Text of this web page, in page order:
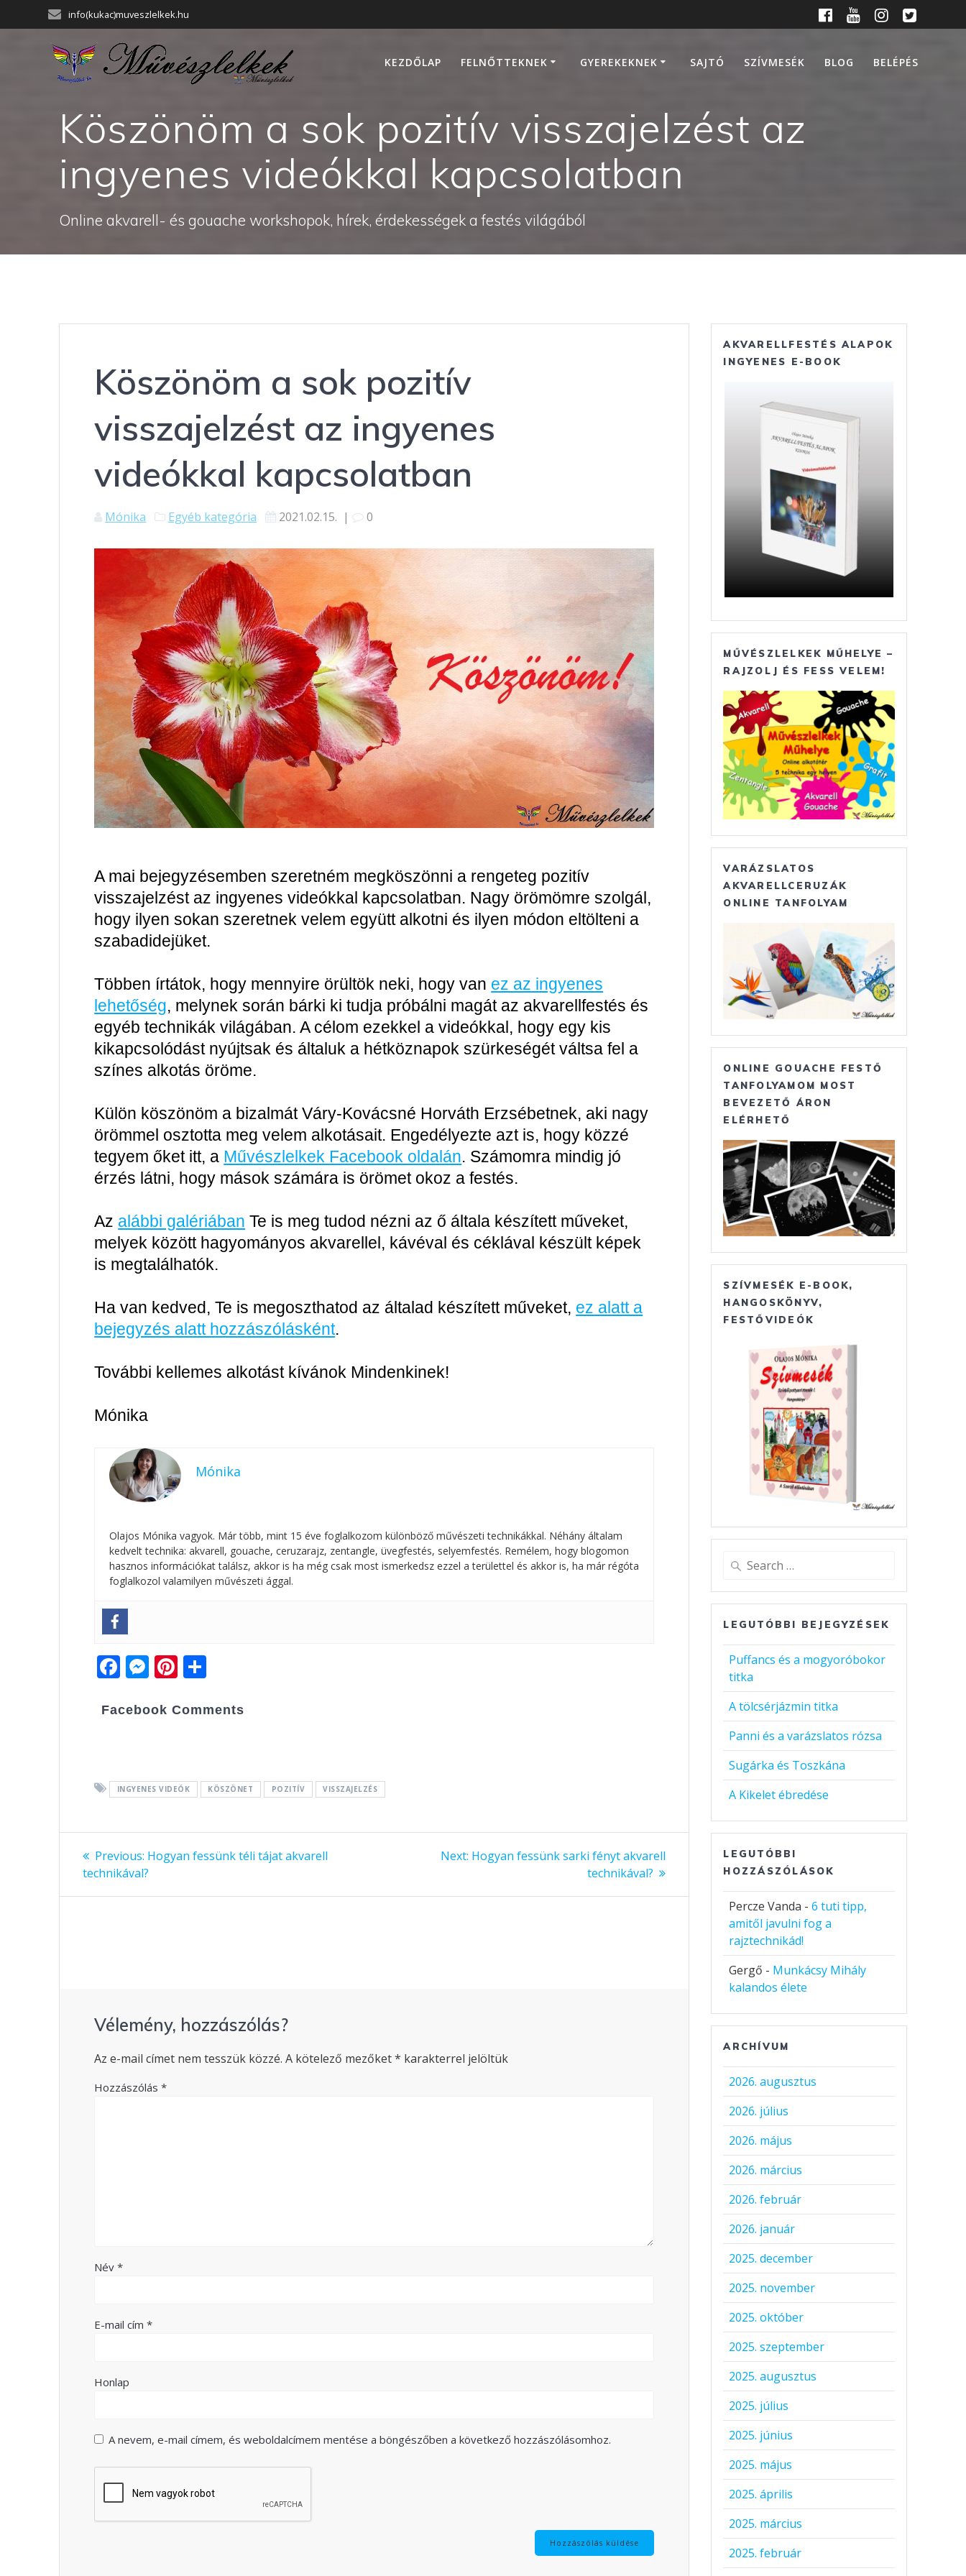
to
info(kukac)muveszlelkek.hu
KEZDŐLAP FELNŐTTEKNEK GYEREKEKNEK SAJTÓ SZÍVMESÉK BLOG BELÉPÉS
Köszönöm a sok pozitív visszajelzést az
ingyenes videókkal kapcsolatban
Online akvarell- és gouache workshopok, hírek, érdekességek a festés világából
Köszönöm a sok pozitív
visszajelzést az ingyenes
videókkal kapcsolatban
Mónika Egyéb kategória 2021.02.15. | 0
A mai bejegyzésemben szeretném megköszönni a rengeteg pozitív
visszajelzést az ingyenes videókkal kapcsolatban. Nagy örömömre szolgál,
hogy ilyen sokan szeretnek velem együtt alkotni és ilyen módon eltölteni a
szabadidejüket.
Többen írtátok, hogy mennyire örültök neki, hogy van ez az ingyenes
lehetőség, melynek során bárki ki tudja próbálni magát az akvarellfestés és
egyéb technikák világában. A célom ezekkel a videókkal, hogy egy kis
kikapcsolódást nyújtsak és általuk a hétköznapok szürkeségét váltsa fel a
színes alkotás öröme.
Külön köszönöm a bizalmát Váry-Kovácsné Horváth Erzsébetnek, aki nagy
örömmel osztotta meg velem alkotásait. Engedélyezte azt is, hogy közzé
tegyem őket itt, a Művészlelkek Facebook oldalán. Számomra mindig jó
érzés látni, hogy mások számára is örömet okoz a festés.
Az alábbi galériában Te is meg tudod nézni az ő általa készített műveket,
melyek között hagyományos akvarellel, kávéval és céklával készült képek
is megtalálhatók.
Ha van kedved, Te is megoszthatod az általad készített műveket, ez alatt a
bejegyzés alatt hozzászólásként.
További kellemes alkotást kívánok Mindenkinek!
Mónika
Mónika
Olajos Mónika vagyok. Már több, mint 15 éve foglalkozom különböző művészeti technikákkal. Néhány általam
kedvelt technika: akvarell, gouache, ceruzarajz, zentangle, üvegfestés, selyemfestés. Remélem, hogy blogomon
hasznos információkat találsz, akkor is ha még csak most ismerkedsz ezzel a területtel és akkor is, ha már régóta
foglalkozol valamilyen művészeti ággal.
F
e
o
k
M
ss
g
er
Pi
er za
g
Facebook Comments
INGYENES VIDEÓK KÖSZÖNET POZITÍV VISSZAJELZÉS
Bejegyzés
navigáció
Previous: Previous
post:
Hogyan fessünk téli tájat akvarell
technikával?
Next: Next
Hogyan fessünk sarki fényt akvarell
technikával?
Vélemény, hozzászólás?
Az e-mail címet nem tesszük közzé. A kötelező mezőket* karakterrel jelöltük
Hozzászólás*
Név*
E-mail cím*
Honlap
A nevem, e-mail címem, és weboldalcímem mentése a böngészőben a következő hozzászólásomhoz.
AKVARELLFESTÉS ALAPOK
INGYENES E-BOOK
MŰVÉSZLELKEK MŰHELYE –
RAJZOLJ ÉS FESS VELEM!
VARÁZSLATOS
AKVARELLCERUZÁK
ONLINE TANFOLYAM
ONLINE GOUACHE FESTŐ
TANFOLYAMOM MOST
BEVEZETŐ ÁRON
ELÉRHETŐ
SZÍVMESÉK E-BOOK,
HANGOSKÖNYV,
FESTŐVIDEÓK
Search
LEGUTÓBBI BEJEGYZÉSEK
Puffancs és a mogyoróbokor
titka
A tölcsérjázmin titka
Panni és a varázslatos rózsa
Sugárka és Toszkána
A Kikelet ébredése
LEGUTÓBBI
HOZZÁSZÓLÁSOK
Percze Vanda -6 tuti tipp,
amitől javulni fog a
rajztechnikád!
Gergő - Munkácsy Mihály
kalandos élete
ARCHÍVUM
2026. augusztus
2026. július
2026. május
2026. március
2026. február
2026. január
2025. december
2025. november
2025. október
2025. szeptember
2025. augusztus
2025. július
2025. június
2025. május
2025. április
2025. március
2025. február